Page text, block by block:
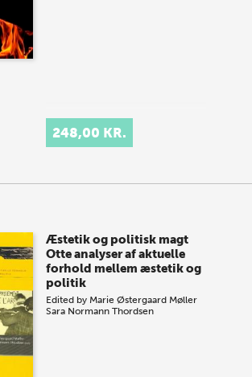
248,00 KR.
Æstetik og politisk magt
Otte analyser af aktuelle
forhold mellem æstetik og
politik
Edited by Marie Østergaard Møller
Sara Normann Thordsen